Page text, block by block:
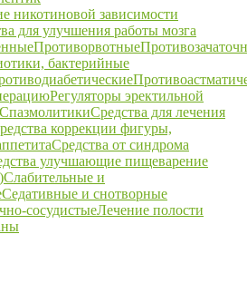
никотиновой зависимости
для улучшения работы мозга
Противорвотные
бактерийные
Регуляторы эректильной
СпазмолитикиСредства для лечения
коррекции фигуры,
Средства от синдрома
улучшающие пищеварение
Слабительные и
Седативные и снотворные
сосудистыеЛечение полости